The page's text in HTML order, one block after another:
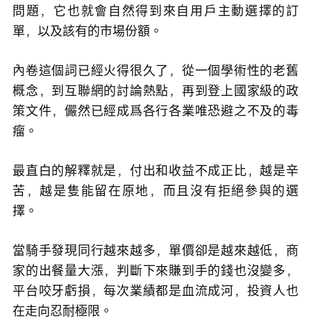
問題，它也就會自然得到來自用戶主動選擇的訂
單，以及該有的市場份額。
內卷這個詞已經火得很久了，從一個學術性的老舊
概念，到互聯網的討論熱點，再到登上國家級的政
策文件，儼然已經成爲各行各業唯恐避之不及的毒
瘤。
最直白的解釋就是，付出和收益不成正比，越是辛
苦，越是隻能留在原地，而且沒有拒絕參與的選
擇。
當騎手發現同行越來越多，單價卻是越來越低，商
家的出餐量大漲，判斷下來賺到手的錢也沒變多，
平台咬牙虧損，每次業績都是血流成河，投資人也
在走向忍耐極限。